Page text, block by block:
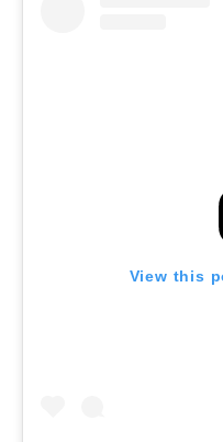
View this